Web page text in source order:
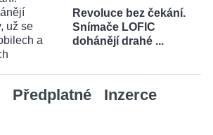
Revoluce bez čekání.
Snímače LOFIC
dohánějí drahé ...
Předplatné Inzerce